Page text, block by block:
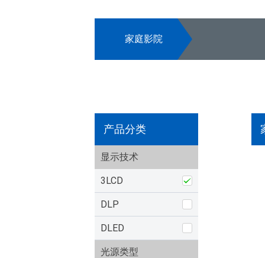
家庭影院
产品分类
显示技术
3LCD
DLP
DLED
光源类型